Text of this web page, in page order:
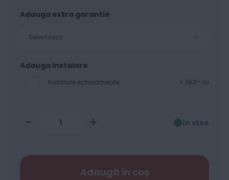
Adauga extra garantie
Selectează
Adauga instalare
Instalare echipamente + 363 Lei
- + în stoc
Adaugă în coș